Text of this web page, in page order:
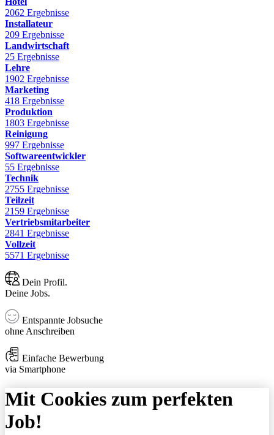
2062 Ergebnisse
Installateur
209 Ergebnisse
Landwirtschaft
25 Ergebnisse
Lehre
1902 Ergebnisse
Marketing
418 Ergebnisse
Produktion
1803 Ergebnisse
Reinigung
997 Ergebnisse
Softwareentwickler
55 Ergebnisse
Technik
2755 Ergebnisse
Teilzeit
2159 Ergebnisse
Vertriebsmitarbeiter
2841 Ergebnisse
Vollzeit
5571 Ergebnisse
Dein Profil.
Deine Jobs.
Entspannte Jobsuche
ohne Anschreiben
Einfache Bewerbung
via Smartphone
Mit Cookies zum perfekten
Job!